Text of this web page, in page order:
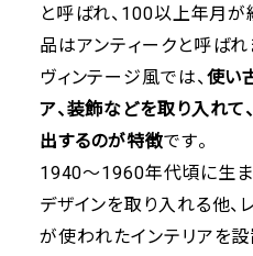
と呼ばれ、100以上年月
品はアンティークと呼ばれ
ヴィンテージ風では、 使い
ア、装飾などを取り入れ
出するのが特徴です。
1940～1960年代頃に生ま
デザインを取り入れる他、
が使われたインテリアを設